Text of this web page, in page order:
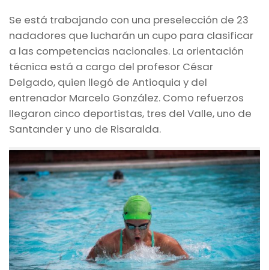
Se está trabajando con una preselección de 23
nadadores que lucharán un cupo para clasificar
a las competencias nacionales. La orientación
técnica está a cargo del profesor César
Delgado, quien llegó de Antioquia y del
entrenador Marcelo González. Como refuerzos
llegaron cinco deportistas, tres del Valle, uno de
Santander y uno de Risaralda.